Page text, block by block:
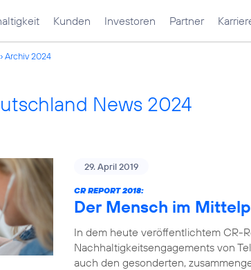
Kunden Investoren Partner
Archiv 2024
News 2024
29. April 2019
CR REPORT 2018:
Der Mensch im
In dem heute veröffentlichtem CR-
Nachhaltigkeitsengagements von
auch den gesonderten,